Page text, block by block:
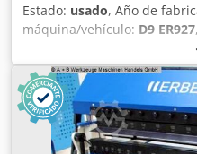
Estado: usado, Año de
máquina/vehículo: D9 ER927
, longitud de la
total:1.500 kg, plegadora
Rmopfx Abuef capacidad
cantidad de herramientas